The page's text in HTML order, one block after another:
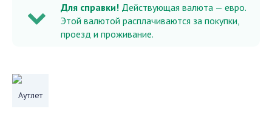
Для справки! Действующая валюта — евро.
Этой валютой расплачиваются за покупки,
проезд и проживание.
Аутлет